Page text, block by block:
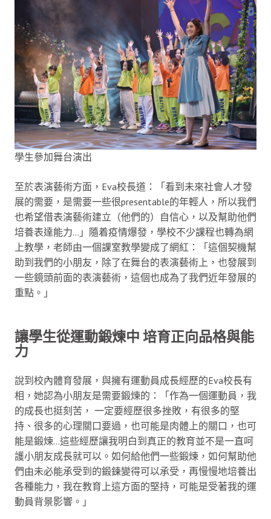
學生參加舞台演出
至於表演藝術方面，Eva校長道：「看到未來社會人才發
展的需要，是需要一些很presentable的年輕人，所以我們
也希望借表演藝術建立（他們的）自信心，以及幫助他們
培養表達能力…」隨着疫情爆發，學校不少課程也轉為網
上教學，老師由一個課室教學變成了網紅：「這個契機幫
助到我們的小朋友，除了在舞台的表演藝術上，也發展到
一些鏡頭前面的表演藝術，這個也成為了我們近年發展的
重點。」
讓學生從運動鍛煉中 培育正向品格與能
力
說到校內體育發展，與擁有運動員成長經歷的Eva校長有
相，她認為小朋友是需要鍛煉的：「作為一個運動員，我
的成長也挺刻苦， 一定要經歷很多挫敗，有很多的堅
持、很多的心理關口要過，也可能是肉體上的關口，也可
能是鍛煉…這些經歷讓我明白到真正的教育並不是一直呵
護小朋友成長就可以。如何給他們一些鍛煉，如何幫助他
們由未必能承受到的鍛鍊變得可以承受，再慢慢地培養出
各種能力，我在教育上這方面的堅持，可能是受著我的運
動員背景影響。」